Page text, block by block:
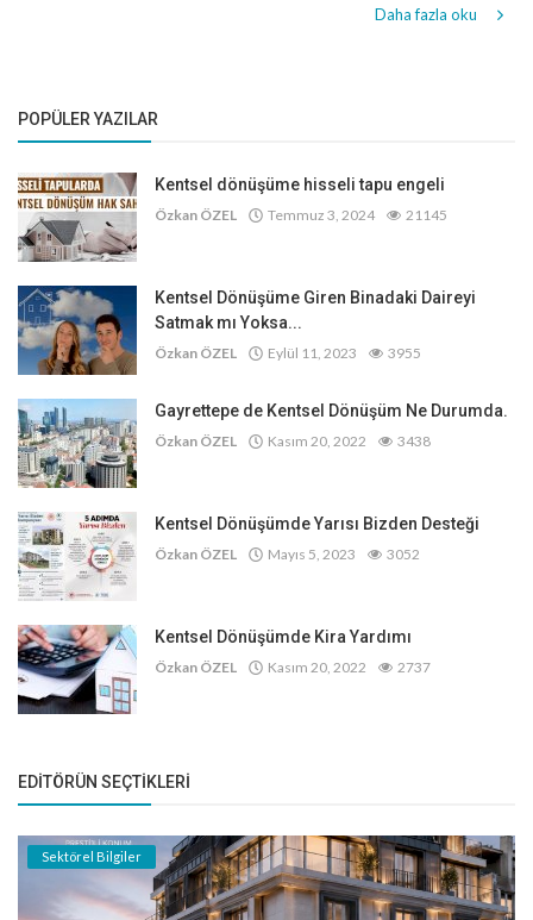
Daha fazla oku
POPÜLER YAZILAR
Kentsel dönüşüme hisseli tapu engeli
Özkan ÖZEL Temmuz 3, 2024 21145
Kentsel Dönüşüme Giren Binadaki Daireyi
Satmak mı Yoksa...
Özkan ÖZEL Eylül 11, 2023 3955
Gayrettepe de Kentsel Dönüşüm Ne Durumda.
Özkan ÖZEL Kasım 20, 2022 3438
Kentsel Dönüşümde Yarısı Bizden Desteği
Özkan ÖZEL Mayıs 5, 2023 3052
Kentsel Dönüşümde Kira Yardımı
Özkan ÖZEL Kasım 20, 2022 2737
EDITÖRÜN SEÇTIKLERI
Sektörel Bilgiler